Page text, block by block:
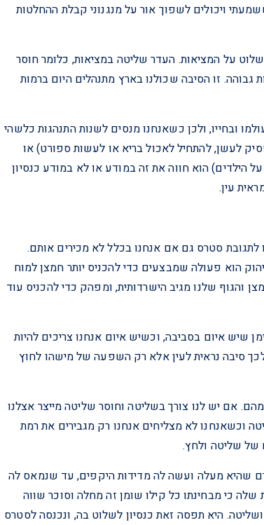
ויכולים לשפוך אור על מנגנוני קבלת ההחלטות
על המציאות. העדר שליטה במציאות, כלומר חוסר
זו הסיבה שכולנו בארץ מתנהלים היום ברמות
ובחייו, ולכן כשאנחנו מנסים לשנות התנהגות כלשהי
לעשן, להתחיל לאכול בריא או לעשות ספורט) או
הילדים) הוא חווה את זה במודע או לא במודע כנסיון
עין.
לתגובת סטרס גם אם אנחנו בכלל לא מכירים אותם.
הוא פעולה שמבצעים כדי להכניס יותר חמצן למוח
שלנו מגיב הישרדותית, ומפהק כדי להכניס עוד
איום בסביבה, וכשיש איום אנחנו צריכים להיות
סיבה נראית לעין אלא רק השפעה של מישהו לחוץ
אם יש לנו צורך בשליטה וחוסר שליטה מייצר אצלנו
וכשאנחנו לא מצליחים אנחנו רק מגבירים את רמת
של שליטה ולחץ.
שהיא מעלה ועשה לה מדידות היקפים, עד שנמאס לה
כי מבחינתו כל קילו שומן זה מחלה וסוכר שווה
היא תפסה זאת כנסיון לשלוט בה, ונכנסה לסטרס